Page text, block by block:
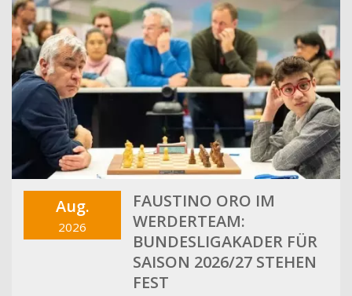
Aug.
2026
FAUSTINO ORO IM
WERDERTEAM:
BUNDESLIGAKADER FÜR
SAISON 2026/27 STEHEN
FEST